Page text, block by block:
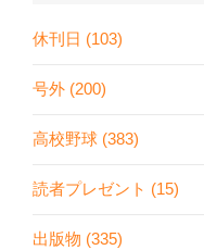
休刊日 (103)
号外 (200)
高校野球 (383)
読者プレゼント (15)
出版物 (335)